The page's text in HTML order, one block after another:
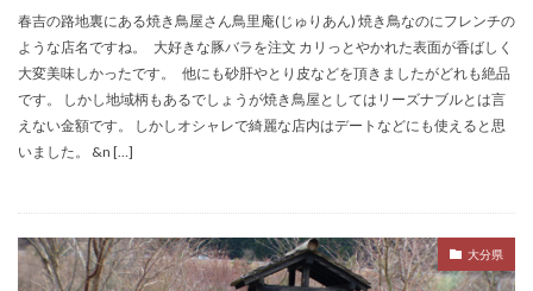
春吉の路地裏にある焼き鳥屋さん鳥里庵(じゅりあん) 焼き鳥なのにフレンチの
ような店名ですね。 大好きな豚バラを注文 カリっとやかれた表面が香ばしく
大変美味しかったです。 他にも砂肝やとり皮などを頂きましたがどれも絶品
です。 しかし地域柄もあるでしょうが焼き鳥屋としてはリーズナブルとは言
えない金額です。 しかしオシャレで綺麗な店内はデートなどにも使えると思
いました。 &n […]
大分県